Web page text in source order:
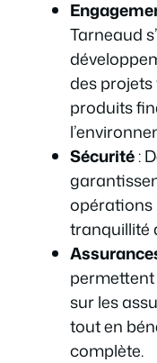
Tarneaud
des
produits
Sécurité:
opérations
tranquillité
sur les
tout en
complète.